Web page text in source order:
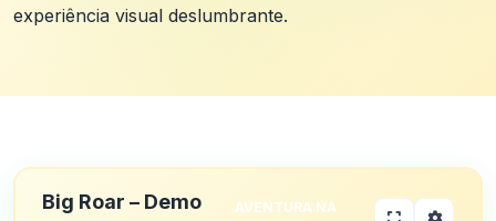
experiência visual deslumbrante.
Big Roar – Demo
AVENTURA NA